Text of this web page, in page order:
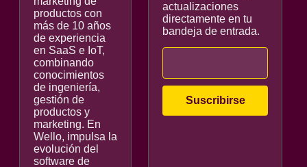
productos con
más de 10 años
de experiencia
en SaaS e IoT,
combinando
conocimientos
de ingeniería,
gestión de
productos y
marketing. En
Wello, impulsa la
evolución del
software de
actualizaciones
directamente en tu
bandeja de entrada.